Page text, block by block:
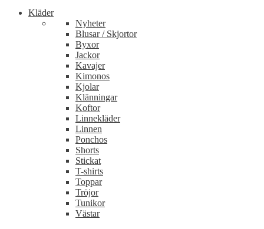
Kläder
Nyheter
Blusar / Skjortor
Byxor
Jackor
Kavajer
Kimonos
Kjolar
Klänningar
Koftor
Linnekläder
Linnen
Ponchos
Shorts
Stickat
T-shirts
Toppar
Tröjor
Tunikor
Västar